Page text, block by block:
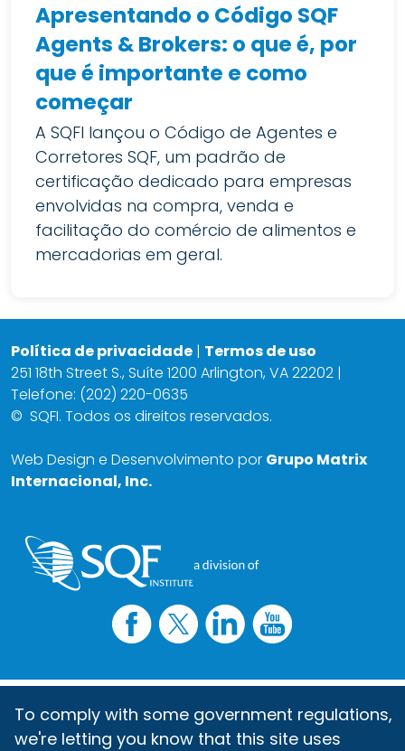
Apresentando o Código SQF
Agents & Brokers: o que é, por
que é importante e como
começar
A SQFI lançou o Código de Agentes e
Corretores SQF, um padrão de
certificação dedicado para empresas
envolvidas na compra, venda e
facilitação do comércio de alimentos e
mercadorias em geral.
Política de privacidade | Termos de uso
251 18th Street S., Suíte 1200 Arlington, VA 22202 |
Telefone: (202) 220-0635
© SQFI. Todos os direitos reservados.
Web Design e Desenvolvimento por Grupo Matrix
Internacional, Inc.
To comply with some government regulations,
we're letting you know that this site uses